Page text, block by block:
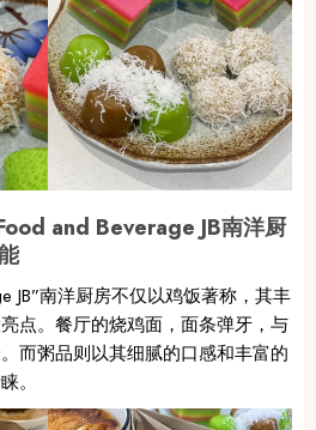
and Beverage JB南洋厨
JB”南洋厨房不仅以鸡饭著称，其丰
点。餐厅的烧鸡面，面条弹牙，与
而粥品则以其细腻的口感和丰富的
。